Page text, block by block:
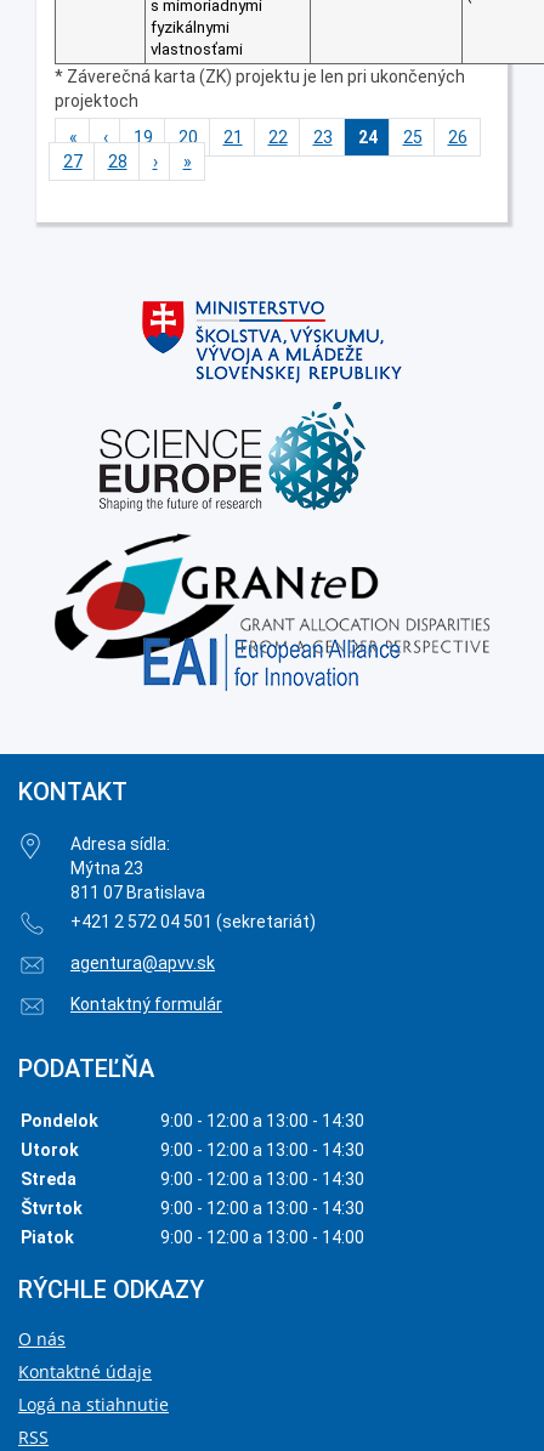
s mimoriadnymi
fyzikálnymi
vlastnosťami
* Záverečná karta (ZK) projektu je len pri ukončených
projektoch
«
‹ 19 20 21 22 23 24 25
26
27
28 › »
KONTAKT
Adresa sídla:
Mýtna 23
811 07 Bratislava
+421 2 572 04 501 (sekretariát)
agentura@apvv.sk
Kontaktný formulár
PODATEĽŇA
Pondelok
9:00 - 12:00 a 13:00 - 14:30
Utorok
9:00 - 12:00 a 13:00 - 14:30
Streda
9:00 - 12:00 a 13:00 - 14:30
Štvrtok
9:00 - 12:00 a 13:00 - 14:30
Piatok
9:00 - 12:00 a 13:00 - 14:00
RÝCHLE ODKAZY
O nás
Kontaktné údaje
Logá na stiahnutie
RSS